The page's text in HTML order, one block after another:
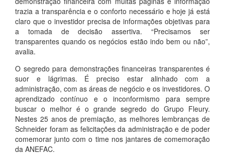
trazia a transparência e o conforto necessário e hoje já está
claro que o investidor precisa de informações objetivas para
a tomada de decisão assertiva. “Precisamos ser
transparentes quando os negócios estão indo bem ou não”,
avalia.
O segredo para demonstrações financeiras transparentes é
suor e lágrimas. É preciso estar alinhado com a
administração, com as áreas de negócio e os investidores. O
aprendizado contínuo e o inconformismo para sempre
buscar o melhor é o grande segredo do Grupo Fleury.
Nestes 25 anos de premiação, as melhores lembranças de
Schneider foram as felicitações da administração e de poder
comemorar junto com o time nos jantares de comemoração
da ANEFAC.